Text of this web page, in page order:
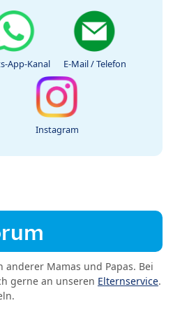
App-Kanal E-Mail / Telefon
Instagram
Mamas und Papas. Bei
gerne an unseren Elternservice.